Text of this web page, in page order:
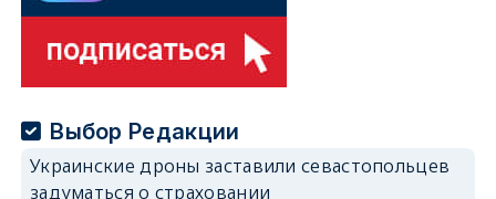
Выбор Редакции
Украинские дроны заставили севастопольцев
задуматься о страховании